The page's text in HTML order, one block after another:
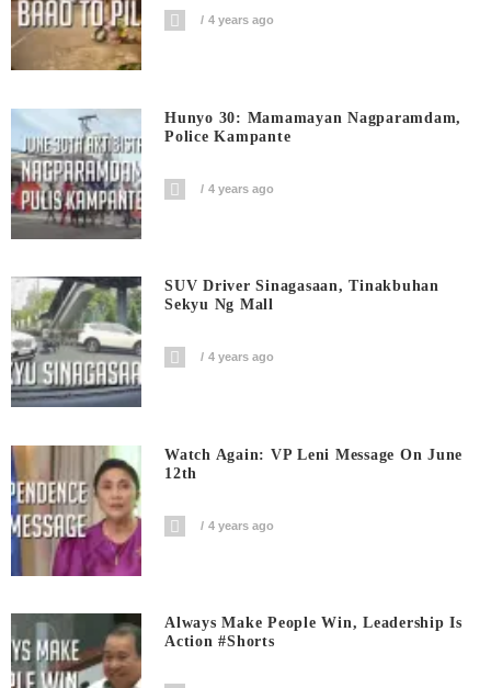
4 years ago
Hunyo 30: Mamamayan Nagparamdam,
Police Kampante
4 years ago
SUV Driver Sinagasaan, Tinakbuhan
Sekyu Ng Mall
4 years ago
Watch Again: VP Leni Message On June
12th
4 years ago
Always Make People Win, Leadership Is
Action #shorts